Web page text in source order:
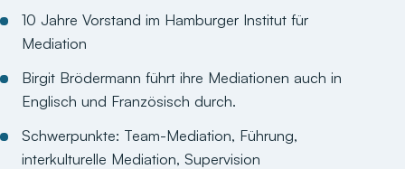
10 Jahre Vorstand im Hamburger Institut für
Mediation
Birgit Brödermann führt ihre Mediationen auch in
Englisch und Französisch durch.
Schwerpunkte: Team-Mediation, Führung,
interkulturelle Mediation, Supervision